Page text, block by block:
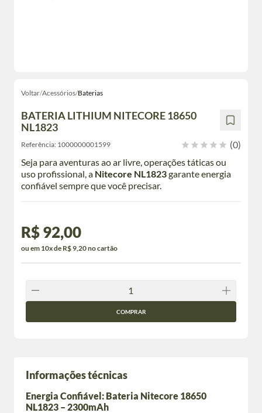
Voltar/Acessórios/Baterias
BATERIA LITHIUM NITECORE 18650
NL1823
Referência: 1000000001599
(0)
Seja para aventuras ao ar livre, operações táticas ou
uso profissional, a Nitecore NL1823garante energia
confiável sempre que você precisar.
R$ 92,00
ou em 10x de R$ 9,20 no cartão
COMPRAR
Informações técnicas
Energia Confiável: Bateria Nitecore 18650
NL1823 – 2300mAh